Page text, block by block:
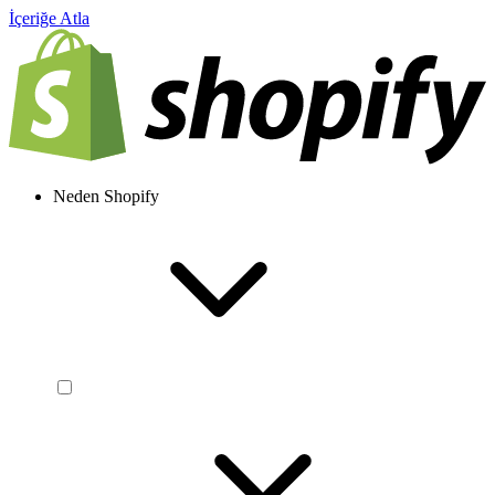
İçeriğe Atla
Neden Shopify